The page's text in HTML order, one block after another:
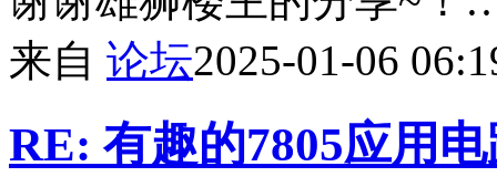
来自 论坛2025-01-06
RE: 有趣的7805应用